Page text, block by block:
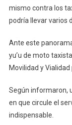
mismo contra los
podría llevar varios
Ante este
yu’u de moto
Movilidad y
Según informaron,
en que circule el
indispensable.